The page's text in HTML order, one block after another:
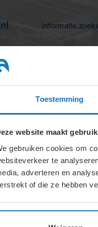
Toestemming
website maakt
gebruiken cookies om
te
adverteren en
of die ze hebben
Informatie
zijn wettelijk